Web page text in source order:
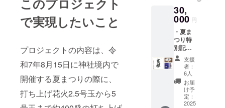
このプロジェクト
で実現したいこと
プロジェクトの内容は、令
和7年8月15日に神社境内で
開催する夏まつりの際に、
打ち上げ花火2.5号玉から5
27cm）
30,
000 円
・夏ま
つり特
別記念
御朱印
（210m
m×148
mm）
・宮司
筆書
「勝」
支援
者：
6人
お届
け予
定：
2025